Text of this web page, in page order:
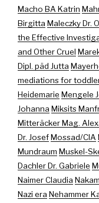
Macho BA Katrin
Birgitta Maleczky Dr.
the Effective
and Other Cruel
Dipl. päd Jutta
mediations for
Heidemarie Mengele
Johanna Miksits
Mitteräcker Mag.
Dr. JosefMossad/CIA
Mundraum Muskel-
Dachler Dr. Gabriele
Naimer Claudia Nakam
Nazi era Nehammer